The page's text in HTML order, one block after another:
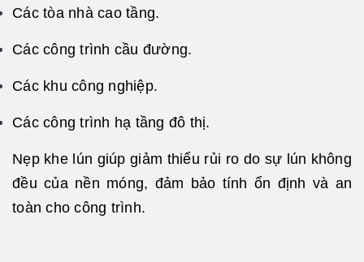
Các tòa nhà cao tầng.
Các công trình cầu đường.
Các khu công nghiệp.
Các công trình hạ tầng đô thị.
Nẹp khe lún giúp giảm thiểu rủi ro do sự lún không
đều của nền móng, đảm bảo tính ổn định và an
toàn cho công trình.